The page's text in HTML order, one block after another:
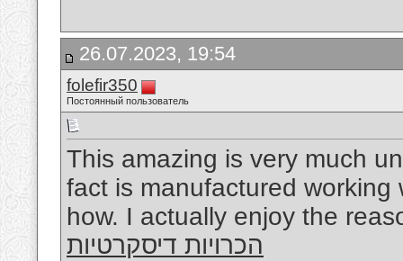
26.07.2023, 19:54
folefir350
Постоянный пользователь
This amazing is very much
fact is manufactured
how. I actually enjoy the
הכרויות דיסקרטיות